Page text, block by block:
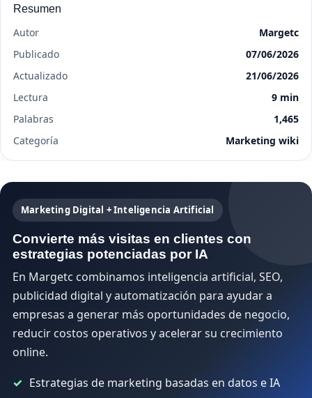
Resumen
Autor
Margetc
Publicado
07/06/2026
Actualizado
21/06/2026
Lectura
9 min
Palabras
1,465
Categoría
Marketing wiki
Marketing Digital + Inteligencia Artificial
Convierte más visitas en clientes con
estrategias potenciadas por IA
En Margetc combinamos inteligencia artificial, SEO,
publicidad digital y automatización para ayudar a
empresas a generar más oportunidades de negocio,
reducir costos operativos y acelerar su crecimiento
online.
Estrategias de marketing basadas en datos e IA